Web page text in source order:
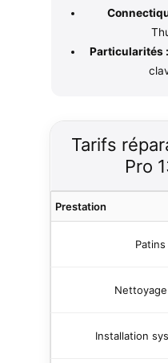
Particularités :
Tarifs
Pro
Prestation
Installation